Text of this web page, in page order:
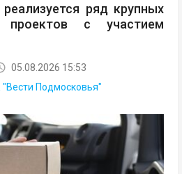
ряд крупных
проектов с участием
05.08.2026 15:53
"Вести Подмосковья"